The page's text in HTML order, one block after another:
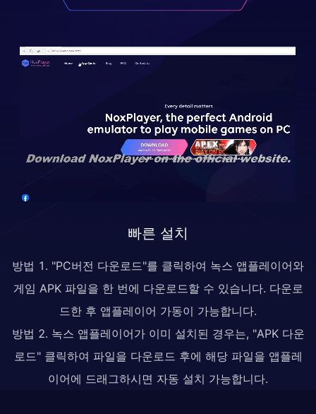
빠른 설치
방법 1. "PC버전 다운로드"를 클릭하여 녹스 앱플레이어와
게임 APK 파일을 한 번에 다운로드할 수 있습니다. 다운로
드한 후 앱플레이어 가동이 가능합니다.
방법 2. 녹스 앱플레이어가 이미 설치된 경우는, "APK 다운
로드" 클릭하여 파일을 다운로드 후에 해당 파일을 앱플레
이어에 드래그하시면 자동 설치 가능합니다.